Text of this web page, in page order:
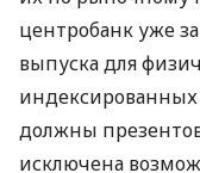
реализовываться
собственно,
Они будут
смогут
операциям. В